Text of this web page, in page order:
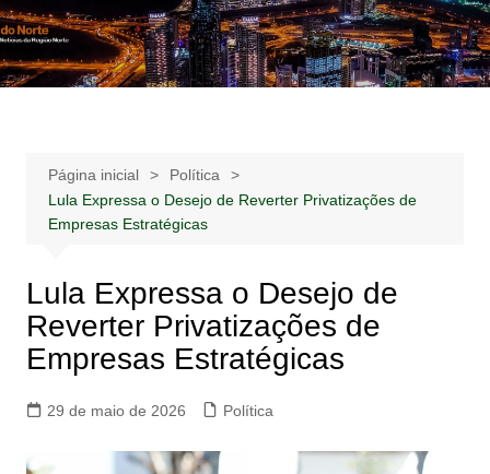
Ir
para
o
Notícias –
Publicidades –
Notícias – Publicidades – Anúncios
Página inicial
Política
Lula Expressa o Desejo de Reverter Privatizações de
Empresas Estratégicas
Lula Expressa o Desejo de
Reverter Privatizações de
Empresas Estratégicas
29 de maio de 2026 Política